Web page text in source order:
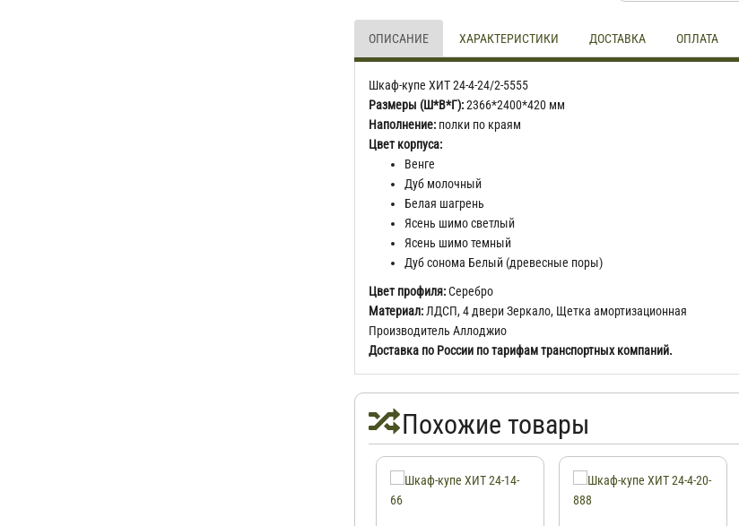
ОПИСАНИЕ ХАРАКТЕРИСТИКИ ДОСТАВКА ОПЛАТА
Шкаф-купе ХИТ 24-4-24/2-5555
Размеры (Ш*В*Г):2366*2400*420 мм
Наполнение:полки по краям
Цвет корпуса:
Венге
Дуб молочный
Белая шагрень
Ясень шимо светлый
Ясень шимо темный
Дуб сонома Белый (древесные поры)
Цвет профиля:Серебро
Материал:ЛДСП, 4 двери Зеркало, Щетка амортизационная
Производитель Аллоджио
Доставка по России по тарифам транспортных компаний.
Похожие товары